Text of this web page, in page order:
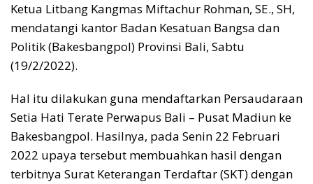
Ketua Litbang Kangmas Miftachur Rohman, SE., SH,
mendatangi kantor Badan Kesatuan Bangsa dan
Politik (Bakesbangpol) Provinsi Bali, Sabtu
(19/2/2022).
Hal itu dilakukan guna mendaftarkan Persaudaraan
Setia Hati Terate Perwapus Bali – Pusat Madiun ke
Bakesbangpol. Hasilnya, pada Senin 22 Februari
2022 upaya tersebut membuahkan hasil dengan
terbitnya Surat Keterangan Terdaftar (SKT) dengan